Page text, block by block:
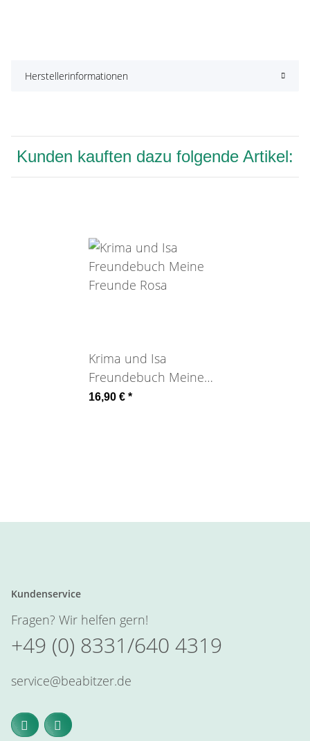
Herstellerinformationen
Kunden kauften dazu folgende Artikel:
Krima und Isa
Freundebuch Meine
Freunde Rosa
16,90 € *
Kundenservice
Fragen? Wir helfen gern!
+49 (0) 8331/640 4319
service@beabitzer.de